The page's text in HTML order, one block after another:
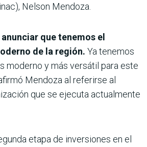
Nelson Mendoza.
que tenemos el
de la región. Ya tenemos
moderno y más versátil para este
Mendoza al referirse al
que se ejecuta actualmente
etapa de inversiones en el